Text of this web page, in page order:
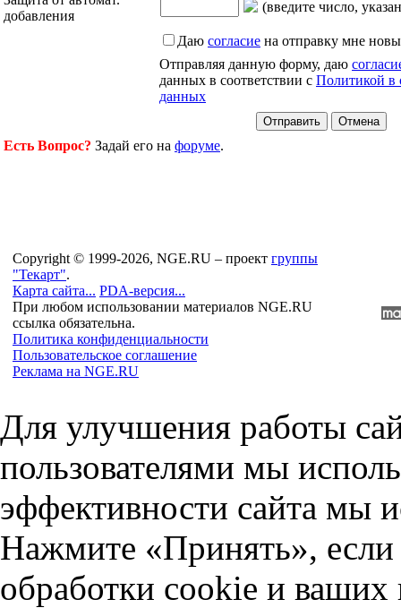
добавления
(введите число,
Даю согласие на отправку мне
Отправляя данную форму, даю
данных в соответствии с Политикой в
данных
Есть Вопрос? Задай его на форуме.
Copyright © 1999-2026, NGE.RU – проект группы
"Текарт".
Карта сайта... PDA-версия...
При любом использовании материалов NGE.RU
ссылка обязательна.
Политика конфиденциальности
Пользовательское соглашение
Реклама на NGE.RU
Для улучшения работы
пользователями мы
эффективности сайта мы
Нажмите «Принять», если
обработки cookie и